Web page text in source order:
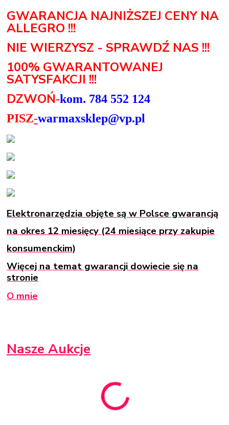
GWARANCJA NAJNIŻSZEJ CENY NA
ALLEGRO !!!
NIE WIERZYSZ - SPRAWDŹ NAS !!!
100% GWARANTOWANEJ
SATYSFAKCJI !!!
DZWOŃ-kom. 784 552 124
PISZ-warmaxsklep@vp.pl
Elektronarzędzia objęte są w Polsce gwarancją
na okres 12 miesięcy (24 miesiące przy zakupie
konsumenckim)
Więcej na temat gwarancji dowiecie się na
stronie
O mnie
Nasze Aukcje